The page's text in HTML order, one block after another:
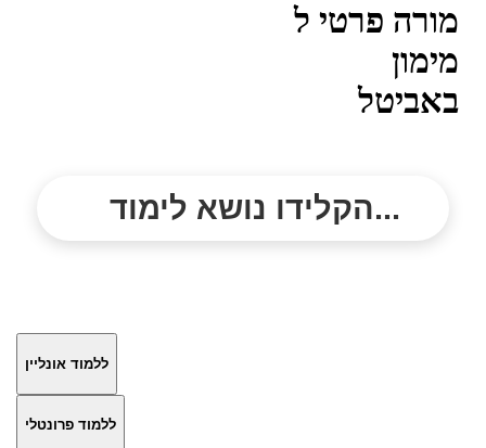
מורה פרטי ל
מימון
באביטל
הקלידו נושא לימוד...
ללמוד אונליין
ללמוד פרונטלי